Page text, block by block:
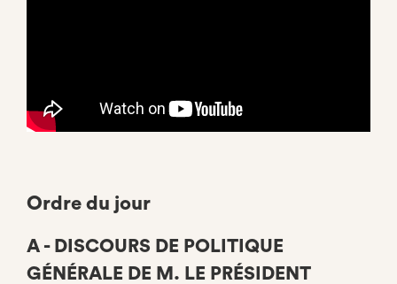
Ordre du jour
A - DISCOURS DE POLITIQUE
GÉNÉRALE DE M. LE PRÉSIDENT